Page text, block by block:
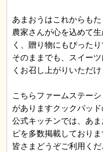
あまおうはこれからもた
農家さんが心を込めて
く、贈り物にもぴったり
そのままでも、スイー
くお召し上がりいただけ
こちらファームステー
がありますクックパッ
公式キッチンでは、あ
ピを多数掲載しておりま
皆さまどうぞご利用くだ